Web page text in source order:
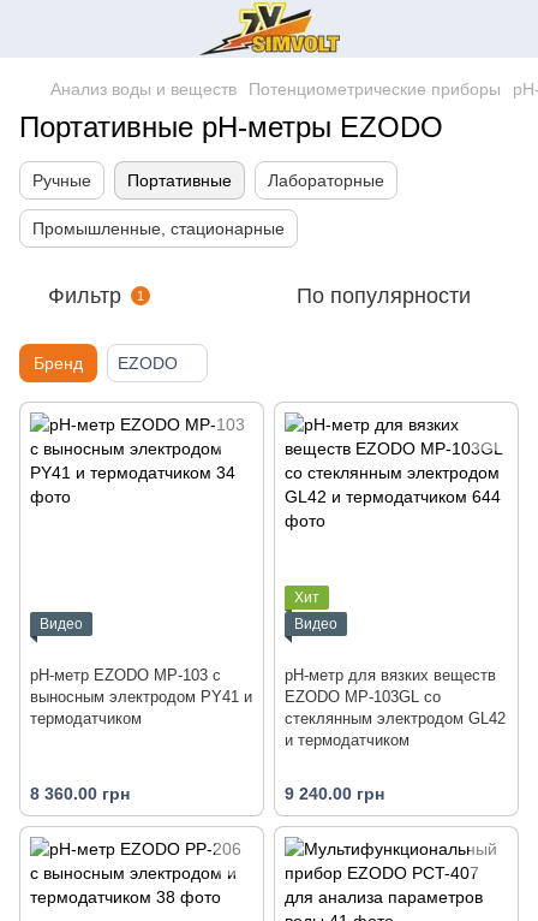
Анализ воды и веществ Потенциометрические приборы
Портативные pH-метры EZODO
Ручные Портативные Лабораторные
Промышленные, стационарные
Фильтр 1 По популярности
Бренд EZODO
Видео
рН-метр EZODO MP-103 с
выносным электродом PY41 и
термодатчиком
8 360.00 грн
Хит
Видео
рН-метр для вязких веществ
EZODO MP-103GL со
стеклянным электродом GL42
и термодатчиком
9 240.00 грн